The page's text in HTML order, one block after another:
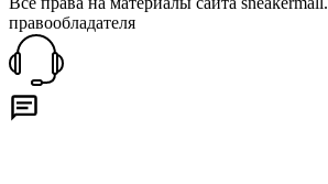
правообладателя